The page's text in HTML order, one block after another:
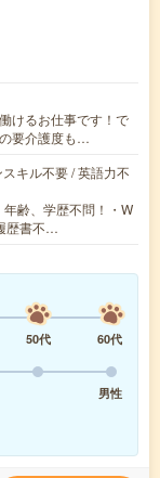
けるお仕事です！で
要介護度も…
キル不要 / 英語力不
齢、学歴不問！・W
歴書不…
50代
60代
男性